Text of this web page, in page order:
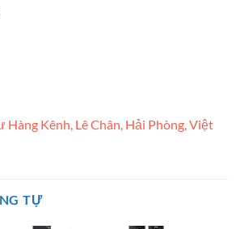
Hàng Kênh, Lê Chân, Hải Phòng, Việt
TỰ